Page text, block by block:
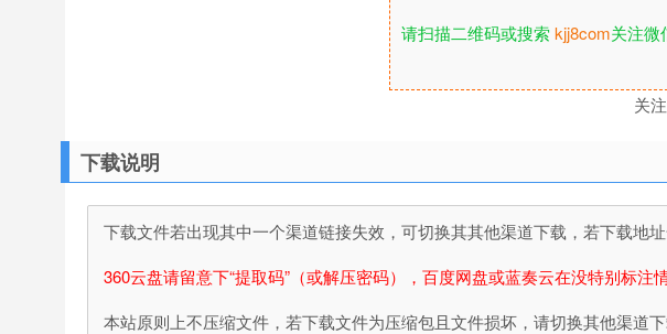
请扫描二维码或搜索kjj8com关注微
关
下载说明
下载文件若出现其中一个渠道链接失效，可切换其其他渠道下载，若下载地
360云盘请留意下“提取码”（或解压密码），百度网盘或蓝奏云在没特别标注
本站原则上不压缩文件，若下载文件为压缩包且文件损坏，请切换其他渠道